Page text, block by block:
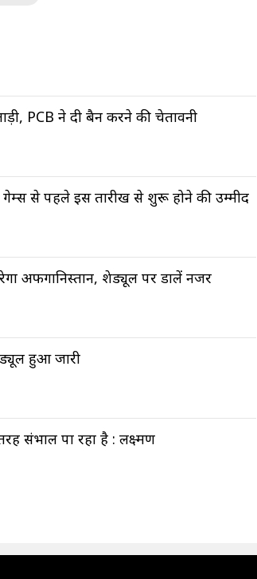
PCB ने दी बैन करने की चेतावनी
से पहले इस तारीख से शुरू होने की उम्मीद
अफगानिस्तान, शेड्यूल पर डालें नजर
हुआ जारी
संभाल पा रहा है : लक्ष्मण